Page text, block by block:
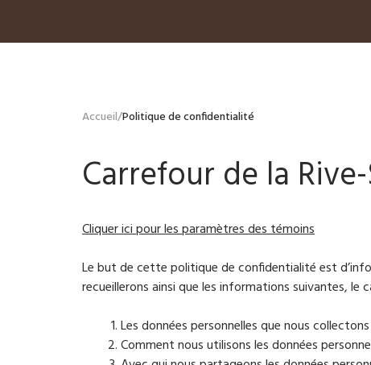
Accueil/Politique de confidentialité
Carrefour de la
Cliquer ici pour les paramètres des témoins
Le but de cette politique de confidentialité est
recueillerons ainsi que les informations suivantes, le
Les données personnelles que nous collectons
Comment nous utilisons les données